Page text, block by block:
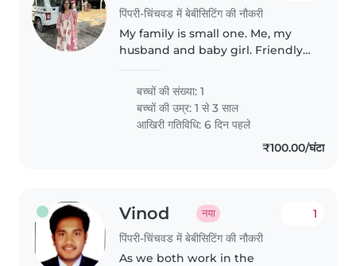
पिंपरी-चिंचवड में बेबीसिटिंग की नौकरी
My family is small one. Me, my
husband and baby girl. Friendly
working, baby need to taking
care of all her daily activities.
Need playful and caring person...
बच्चों की संख्या: 1
बच्चों की उम्र:1 से 3 साल
आखिरी गतिविधि: 6 दिन पहले
₹100.00/घंटा
Vinod नया
पिंपरी-चिंचवड में बेबीसिटिंग की नौकरी
1
As we both work in the